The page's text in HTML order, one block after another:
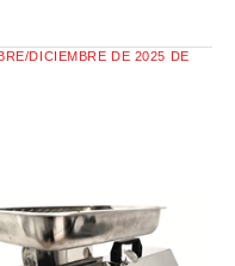
DICIEMBRE DE 2025 DE